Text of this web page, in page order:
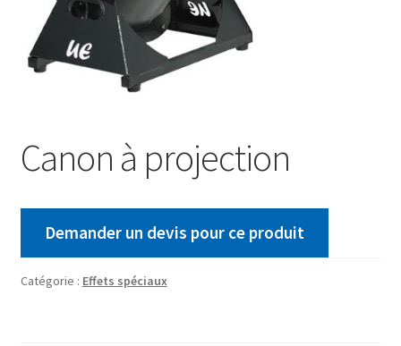
Canon à projection
Demander un devis pour ce produit
Catégorie : Effets spéciaux